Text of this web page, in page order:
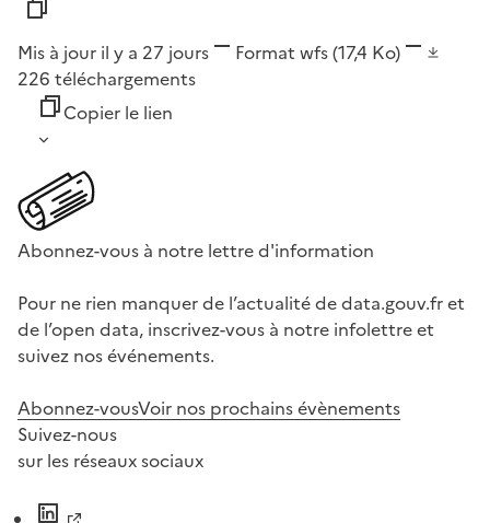
Mis à jour il y a 27 jours Format wfs(17,4 Ko)
226 téléchargements
Copier le lien
Abonnez-vous à notre lettre d'information
Pour ne rien manquer de l’actualité de data.gouv.fr et
de l’open data, inscrivez-vous à notre infolettre et
suivez nos événements.
Abonnez-vousVoir nos prochains évènements
Suivez-nous
sur les réseaux sociaux